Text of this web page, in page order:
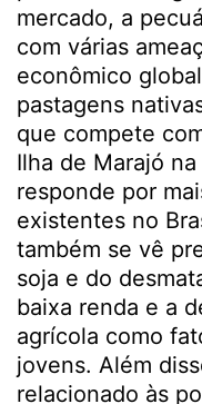
mercado, a
com várias
econômico
pastagens
que compete
Ilha de Marajó
responde por
existentes no
também se vê
soja e do
baixa renda e a
agrícola como
jovens. Além
relacionado às